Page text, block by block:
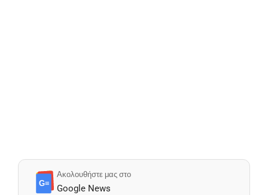
G≡
Ακολουθήστε μας στο
Google News